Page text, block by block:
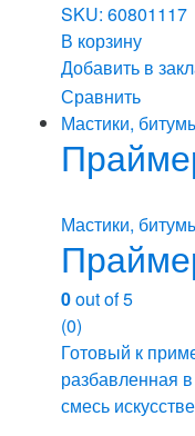
SKU: 60801117
В корзину
Добавить в
Сравнить
Мастики,
Мастики,
0out of 5
(0)
Готовый к
разбавленная
смесь